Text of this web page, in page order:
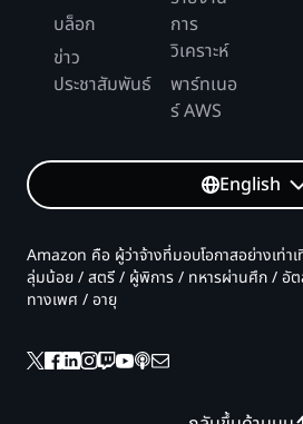
บล็อก
ข่าว
ประชาสัมพันธ์
การ
วิเคราะห์
พาร์ทเนอ
ร์ AWS
English
Amazon คือ ผู้ว่าจ้างที่มอบโอกาสอย่างเท่
ลุ่มน้อย / สตรี / ผู้พิการ / ทหารผ่านศึก / อั
ทางเพศ / อายุ